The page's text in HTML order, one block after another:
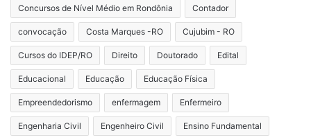
Concursos de Nível Médio em Rondônia Contador
convocação Costa Marques -RO Cujubim - RO
Cursos do IDEP/RO Direito Doutorado Edital
Educacional Educação Educação Física
Empreendedorismo enfermagem Enfermeiro
Engenharia Civil Engenheiro Civil Ensino Fundamental